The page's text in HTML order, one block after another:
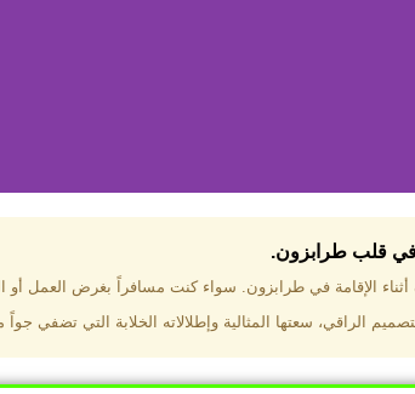
دبل تري هيلتون
مسبحًا داخليًا، سبا، صالة ألعاب رياضية،
في قلب طرابزون.​
الإقامة في طرابزون. سواء كنت مسافراً بغرض العمل
الراقي، سعتها المثالية وإطلالاته الخلابة التي تضفي